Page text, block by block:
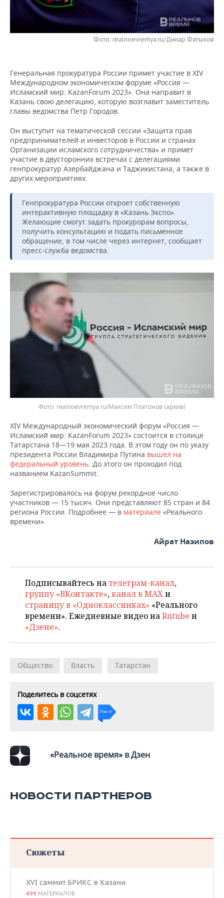
НЕФТЕХИМИЯ
ЭНЕРГЕТИКА
РОЗНИЧНАЯ ТОРГОВЛЯ
НОВОСТИ ТЕХНОЛОГИЙ
ТЕЛЕКОММУНИКАЦИИ
МЕРОПРИЯТИЯ
НОВОСТИ МЕРОПРИЯТИЙ
БИЗНЕС-БРАНЧИ
ONLINE-КОНФЕРЕНЦИИ
ОТКРЫТАЯ ЛЕКЦИЯ
ФУТБОЛ
ХОККЕЙ
БАСКЕТБОЛ
ВОЛЕЙБОЛ
КИБЕРСПОРТ
ФИГУРНОЕ КАТАНИЕ
ВОДНЫЕ ВИДЫ СПОРТА
ХОККЕЙ С МЯЧОМ
НОВОСТИ ОБЩЕСТВА
ВЛАСТЬ
ИНФРАСТРУКТУРА
ИСТОРИЯ
КУЛЬТУРА
МЕДИЦИНА
ОБРАЗОВАНИЕ
ПРОИСШЕСТВИЯ
ФОТОГАЛЕРЕЯ
СЮЖЕТЫ
СПРАВОЧНИК
СПИСОК ПЕРСОН
СПИСОК КОМПАНИЙ
ПОЛНАЯ ВЕРСИЯ
Фото: realnoevremya.ru/Динар Фатыхов
Генеральная прокуратура России примет участие в XIV
Международном экономическом форуме «Россия —
Исламский мир: KazanForum 2023». Она направит в
Казань свою делегацию, которую возглавит заместитель
главы ведомства Петр Городов.
Он выступит на тематической сессии «Защита прав
предпринимателей и инвесторов в России и странах
Организации исламского сотрудничества» и примет
участие в двусторонних встречах с делегациями
генпрокуратур Азербайджана и Таджикистана, а также в
других мероприятиях.
Генпрокуратура России откроет собственную
интерактивную площадку в «Казань Экспо».
Желающие смогут задать прокурорам вопросы,
получить консультацию и подать письменное
обращение, в том числе через интернет, сообщает
пресс-служба ведомства.
Фото: realnoevremya.ru/Максим Платонов (архив)
ХIV Международный экономический форум «Россия —
Исламский мир: KazanForum 2023» состоится в столице
Татарстана 18—19 мая 2023 года. В этом году он по указу
президента России Владимира Путина вышел на
федеральный уровень. До этого он проходил под
названием KazanSummit.
Зарегистрировалось на форум рекордное число
участников — 15 тысяч. Они представляют 85 стран и 84
региона России. Подробнее — в материале «Реального
времени».
Айрат Назипов
Подписывайтесь на телеграм-канал,
группу «ВКонтакте»,канал в MAXи
страницу в «Одноклассниках» «Реального
времени». Ежедневные видео наRutube и
«Дзене».
Общество Власть Татарстан
Поделитесь в соцсетях
«Реальное время» в Дзен
НОВОСТИ ПАРТНЕРОВ
Сюжеты
XVI саммит БРИКС в Казани
499 МАТЕРИАЛОВ